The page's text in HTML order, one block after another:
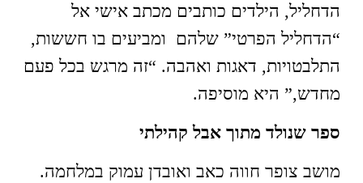
הדחליל, הילדים כותבים מכתב אישי אל
“הדחליל הפרטי” שלהם ומביעים בו חששות,
התלבטויות, דאגות ואהבה. “זה מרגש בכל פעם
מחדש,” היא מוסיפה.
ספר שנולד מתוך אבל קהילתי
מושב צופר חווה כאב ואובדן עמוק במלחמה.